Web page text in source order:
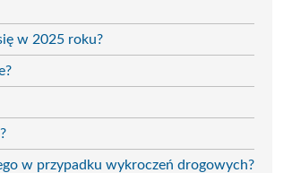
w 2025 roku?
w przypadku wykroczeń drogowych?